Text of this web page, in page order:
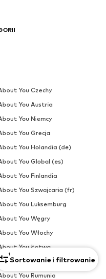
1
Sortowanie i filtrowanie
You Czechy
You Austria
You Niemcy
You Grecja
You Holandia (de)
You Global (es)
You Finlandia
You Szwajcaria (fr)
You Luksemburg
You Węgry
You Włochy
You Łotwa
About You Holandia
You Rumunia